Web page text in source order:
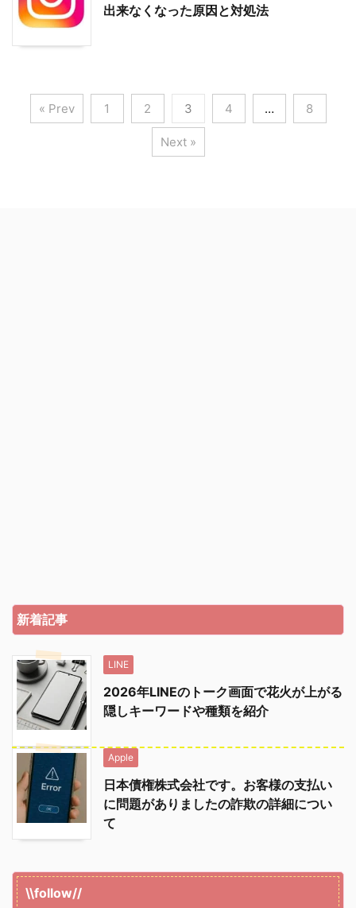
出来なくなった原因と対処法
« Prev 1 2 3 4 … 8
Next »
新着記事
LINE
2026年LINEのトーク画面で花火が上がる
隠しキーワードや種類を紹介
Apple
日本債権株式会社です。お客様の支払い
に問題がありましたの詐欺の詳細につい
て
\\follow//